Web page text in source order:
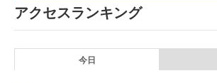
アクセスランキング
今日